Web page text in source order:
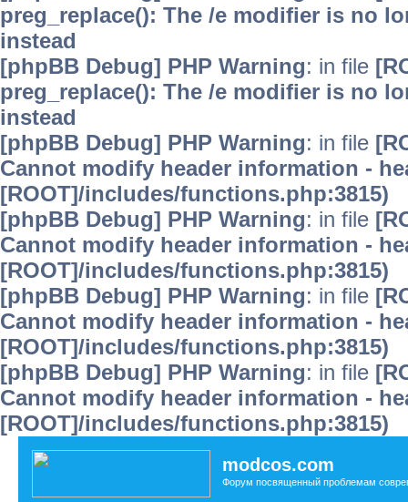
preg_replace(): The /e modifier is no
instead
[phpBB Debug] PHP Warning: in file
preg_replace(): The /e modifier is no
instead
[phpBB Debug] PHP Warning: in file
Cannot modify header information -
[ROOT]/includes/functions.php:3815)
[phpBB Debug] PHP Warning: in file
Cannot modify header information -
[ROOT]/includes/functions.php:3815)
[phpBB Debug] PHP Warning: in file
Cannot modify header information -
[ROOT]/includes/functions.php:3815)
[phpBB Debug] PHP Warning: in file
Cannot modify header information -
[ROOT]/includes/functions.php:3815)
modcos.com
Форум посвященный проблемам